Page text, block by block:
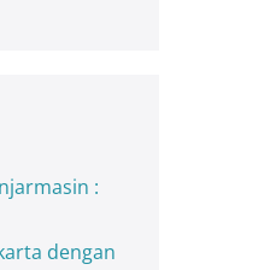
:
dengan